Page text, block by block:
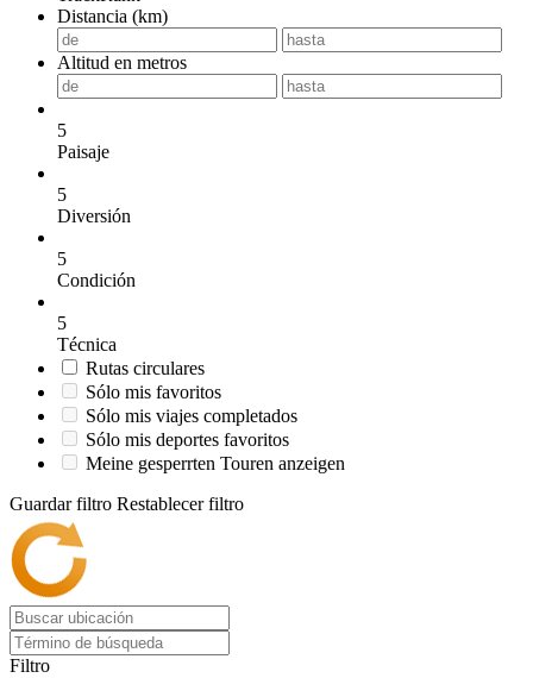
Distancia (km)
Altitud en metros
5
Paisaje
5
Diversión
5
Condición
5
Técnica
Rutas circulares
Sólo mis favoritos
Sólo mis viajes completados
Sólo mis deportes favoritos
Meine gesperrten Touren anzeigen
Guardar filtro Restablecer filtro
Filtro